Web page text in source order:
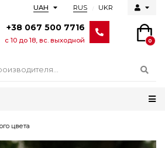
RUS UKR
UAH
+38 067 500 7716
с 10 до 18, вс. выходной 0
цвета